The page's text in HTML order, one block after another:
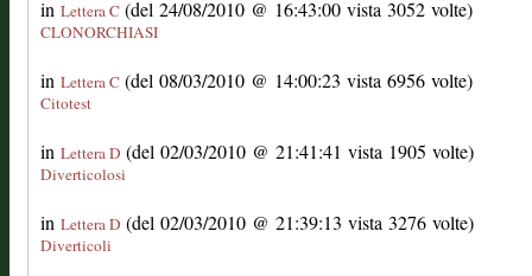
in Lettera C (del 24/08/2010 @ 16:43:00 vista 3052 volte)
CLONORCHIASI
in Lettera C (del 08/03/2010 @ 14:00:23 vista 6956 volte)
Citotest
in Lettera D (del 02/03/2010 @ 21:41:41 vista 1905 volte)
Diverticolosi
in Lettera D (del 02/03/2010 @ 21:39:13 vista 3276 volte)
Diverticoli